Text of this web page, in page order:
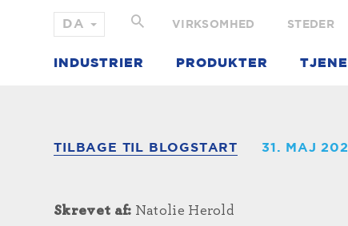
VIRKSOMHED STEDER
INDUSTRIER PRODUKTER
TILBAGE TIL BLOGSTART 31. MAJ
Skrevet af: Natolie Herold